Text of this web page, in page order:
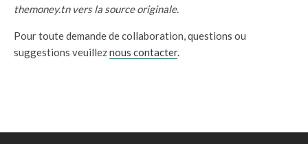
themoney.tn vers la source originale.
Pour toute demande de collaboration, questions ou
suggestions veuilleznous contacter.